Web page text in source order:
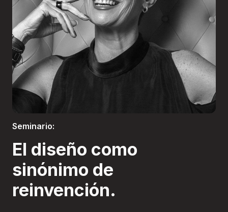
Boletería
Seminario:
El diseño como
sinónimo de
reinvención.